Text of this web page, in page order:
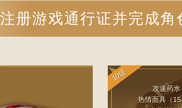
注册游戏通行证并完成角
10级
攻速药水
热情面具（15